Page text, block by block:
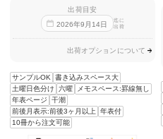
出荷目安
2026年9 月14日
迄に
出荷
出荷オプションについて
サンプルOK 書き込みスペース大
土曜日色分け
六曜
メモスペース:罫線無し
年表ページ
干潮
前後月表示:前後3ヶ月以上 年表付
10冊から注文可能